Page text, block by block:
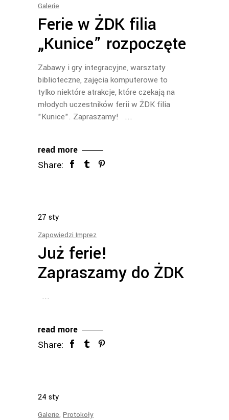
Galerie
Ferie w ŻDK filia
„Kunice” rozpoczęte
Zabawy i gry integracyjne, warsztaty
biblioteczne, zajęcia komputerowe to
tylko niektóre atrakcje, które czekają na
młodych uczestników ferii w ŻDK filia
"Kunice". Zapraszamy!
read more
Share:
27 sty
Zapowiedzi Imprez
Już ferie!
Zapraszamy do ŻDK
read more
Share:
24 sty
Galerie, Protokoły